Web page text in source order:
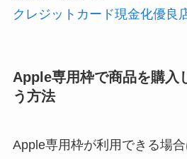
クレジットカード現金化優良
Apple専用枠で商品を購入
う方法
Apple専用枠が利用できる場合